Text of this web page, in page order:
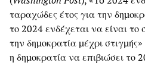
ταραχώδες έτος για την
το 2024 ενδέχεται να είναι το
την δημοκρατία μέχρι
η δημοκρατία να επιβιώσει το